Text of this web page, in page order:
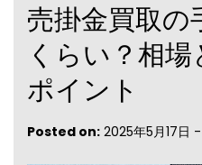
売掛金買取の
くらい？相
ポイント
Posted on: 2025年5月17日 -